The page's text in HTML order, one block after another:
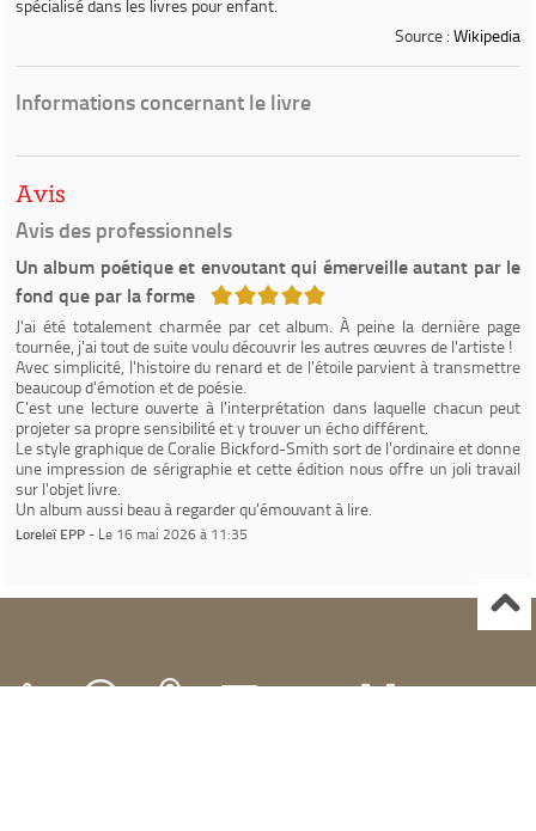
spécialisé dans les livres pour enfant.
Source : Wikipedia
Informations concernant le livre
Avis
Avis des professionnels
Un album poétique et envoutant qui émerveille autant par le
fond que par la forme 5/5
J'ai été totalement charmée par cet album. À peine la dernière page
tournée, j'ai tout de suite voulu découvrir les autres œuvres de l'artiste !
Avec simplicité, l'histoire du renard et de l'étoile parvient à transmettre
beaucoup d'émotion et de poésie.
C'est une lecture ouverte à l'interprétation dans laquelle chacun peut
projeter sa propre sensibilité et y trouver un écho différent.
Le style graphique de Coralie Bickford-Smith sort de l'ordinaire et donne
une impression de sérigraphie et cette édition nous offre un joli travail
sur l'objet livre.
Un album aussi beau à regarder qu'émouvant à lire.
Loreleï EPP- Le 16 mai 2026 à 11:35